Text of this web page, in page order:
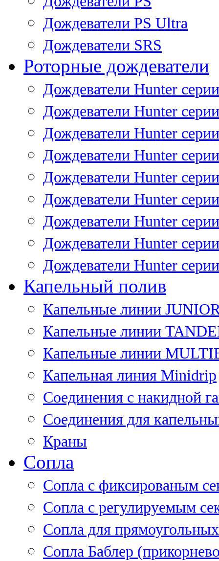
Дождеватели PS Ultra
Дождеватели SRS
Роторные дождеватели
Дождеватели Hunter
Дождеватели Hunter
Дождеватели Hunter
Дождеватели Hunter
Дождеватели Hunter
Дождеватели Hunter
Дождеватели Hunter
Дождеватели Hunter
Дождеватели Hunter
Капельный полив
Капельные линии
Капельные линии
Капельные линии
Капельная линия Minidrip
Соединения с накидной
Соединения для
Краны
Сопла
Cопла с фиксированым
Сопла с регулируемым
Сопла для
Сопла Баблер